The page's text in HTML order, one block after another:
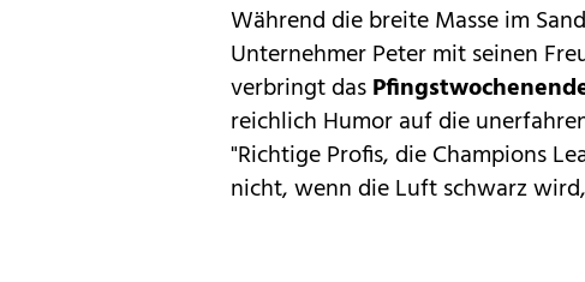
Während die breite Masse im
Unternehmer Peter mit seinen
verbringt das
reichlich Humor auf die
"Richtige Profis, die Champions
nicht, wenn die Luft schwarz